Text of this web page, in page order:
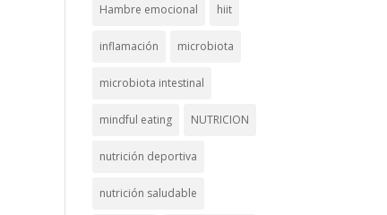
Hambre emocional hiit
inflamación microbiota
microbiota intestinal
mindful eating NUTRICION
nutrición deportiva
nutrición saludable